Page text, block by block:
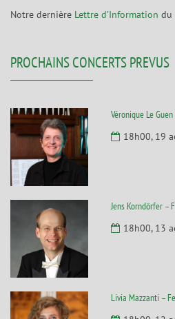
Notre dernière Lettre d’Information du
PROCHAINS CONCERTS PREVUS
Véronique Le
18h00, 19
Jens Korndörfer –
18h00, 13
Livia Mazzanti –